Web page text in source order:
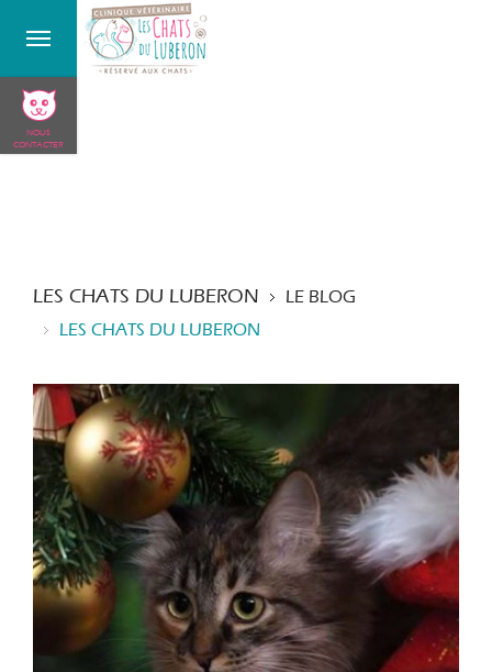
LES CHATS DU LUBERON
LE BLOG
LES CHATS DU LUBERON
Cabinet vétérinaire Cavaillon
Posté le 04 déc. 2020
NOUS
CONTACTER